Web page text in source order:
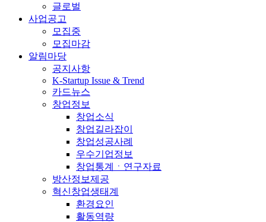
글로벌
사업공고
모집중
모집마감
알림마당
공지사항
K-Startup Issue & Trend
카드뉴스
창업정보
창업소식
창업길라잡이
창업성공사례
우수기업정보
창업통계ㆍ연구자료
방산정보제공
혁신창업생태계
환경요인
활동역량